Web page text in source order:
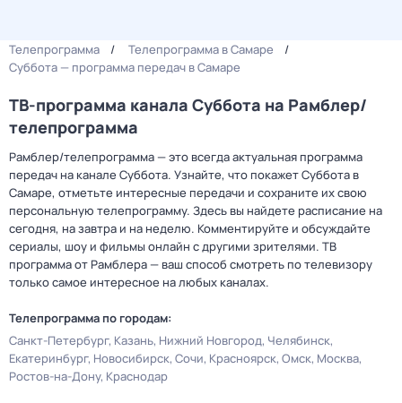
Телепрограмма
Телепрограмма в Самаре
Суббота — программа передач в Самаре
ТВ-программа канала Суббота на Рамблер/
телепрограмма
Рамблер/телепрограмма — это всегда актуальная программа
передач на канале Суббота. Узнайте, что покажет Суббота в
Самаре, отметьте интересные передачи и сохраните их свою
персональную телепрограмму. Здесь вы найдете расписание на
сегодня, на завтра и на неделю. Комментируйте и обсуждайте
сериалы, шоу и фильмы онлайн с другими зрителями. ТВ
программа от Рамблера — ваш способ смотреть по телевизору
только самое интересное на любых каналах.
Телепрограмма по городам:
Санкт-Петербург Казань Нижний Новгород Челябинск
Екатеринбург Новосибирск Сочи Красноярск Омск Москва
Ростов-на-Дону Краснодар